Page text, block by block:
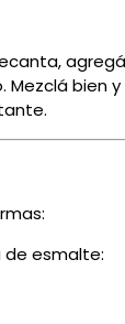
bien
esmalte: